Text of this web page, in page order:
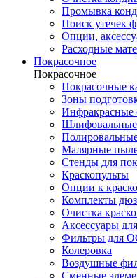
Промывка
Поиск утечек
Опции,
Расходные
Покрасочное
Покрасочное
Покрасочные
Зоны
Инфракрасные
Малярные
Стенды для
Краскопульты
Опции к
Комплекты дюз
Очистка
Аксессуары
Фильтры для
Колеровка
Воздушные
Сменные